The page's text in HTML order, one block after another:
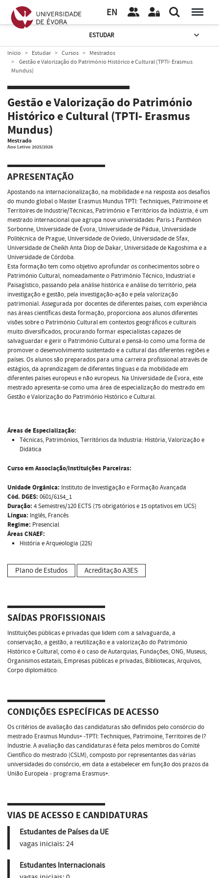
EN
ESTUDAR
Início Estudar Cursos
Mestrados
Gestão e Valorização do Património Histórico e Cultural (TPTI- Erasmus
Mundus)
Gestão e Valorização do Património
Histórico e Cultural (TPTI- Erasmus
Mundus)
Mestrado
Ano Letivo 2025/2026
APRESENTAÇÃO
Apostando na internacionalização, na mobilidade e na resposta aos desafios
do mundo global o Master Erasmus Mundus TPTI: Techniques, Patrimoine et
Territoires de Industrie/Técnicas, Património e Territórios da Indústria, é um
mestrado internacional que agrupa nove universidades: Paris-1 Panthéon
Sorbonne, Universidade de Évora, Universidade de Pádua, Universidade
Politécnica de Prague, Universidade de Oviedo, Universidade de Sfax,
Universidade de Cheikh Anta Diop de Dakar, Universidade de Kagoshima e a
Universidade de Córdoba.
Esta formação tem como objetivo aprofundar os conhecimentos sobre o
Património Cultural, nomeadamente o Património Técnico, Industrial e
Paisagístico, passando pela análise histórica e análise do território, pela
investigação e gestão, pela investigação-ação e pela valorização
patrimonial. Assegurada por docentes de diferentes países, com experiência
nas áreas científicas desta formação, proporciona aos alunos diferentes
visões sobre o Património Cultural em contextos geográficos e culturais
muito diversificados, procurando formar especialistas capazes de
salvaguardar e gerir o Património Cultural e pensá-lo como uma forma de
promover o desenvolvimento sustentado e a cultural das diferentes regiões e
países. Os alunos são preparados para uma carreira profissional através de
estágios, da aprendizagem de diferentes línguas e da mobilidade em
diferentes países europeus e não europeus. Na Universidade de Évora, este
mestrado apresenta-se como uma área de especialização do mestrado em
Gestão e Valorização do Património Histórico e Cultural.
Áreas de Especialização:
Técnicas, Patrimónios, Territórios da Industria: História, Valorização e
Didática
Curso em Associação/Instituições Parceiras:
Unidade Orgânica: Instituto de Investigação e Formação Avançada
Cód. DGES: 0601/6154_1
Duração: 4 Semestres/120 ECTS (75 obrigatórios e 15 optativos em UCS)
Língua: Inglês, Francês
Regime: Presencial
Áreas CNAEF:
História e Arqueologia (225)
Plano de Estudos Acreditação A3ES
SAÍDAS PROFISSIONAIS
Instituições públicas e privadas que lidem com a salvaguarda, a
conservação, a gestão, a reutilização e a valorização do Património
Histórico e Cultural, como é o caso de Autarquias, Fundações, ONG, Museus,
Organismos estatais, Empresas públicas e privadas, Bibliotecas, Arquivos,
Corpo diplomático.
CONDIÇÕES ESPECÍFICAS DE ACESSO
Os critérios de avaliação das candidaturas são definidos pelo consórcio do
mestrado Erasmus Mundus+ -TPTI: Techniques, Patrimoine, Territoires de l?
Industrie. A avaliação das candidaturas é feita pelos membros do Comité
Científico do mestrado (CSLM), composto por representantes das várias
universidades do consórcio, em data a estabelecer em função dos prazos da
União Europeia - programa Erasmus+.
VIAS DE ACESSO E CANDIDATURAS
Estudantes de Países da UE
vagas iniciais: 24
Estudantes Internacionais